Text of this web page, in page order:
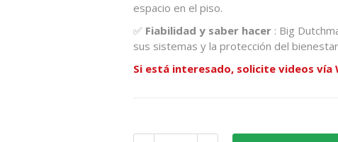
espacio en el piso.
✅ Fiabilidad y saber hacer : Big
sus sistemas y la protección del
Si está interesado, solicite videos vía